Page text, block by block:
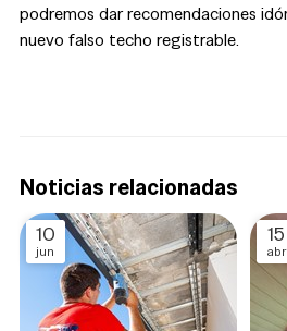
podremos dar recomendaciones
nuevo falso techo registrable.
Noticias relacionadas
10
jun
15
abr